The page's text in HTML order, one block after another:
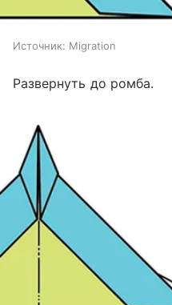
Источник: Migration
Развернуть до ромба.